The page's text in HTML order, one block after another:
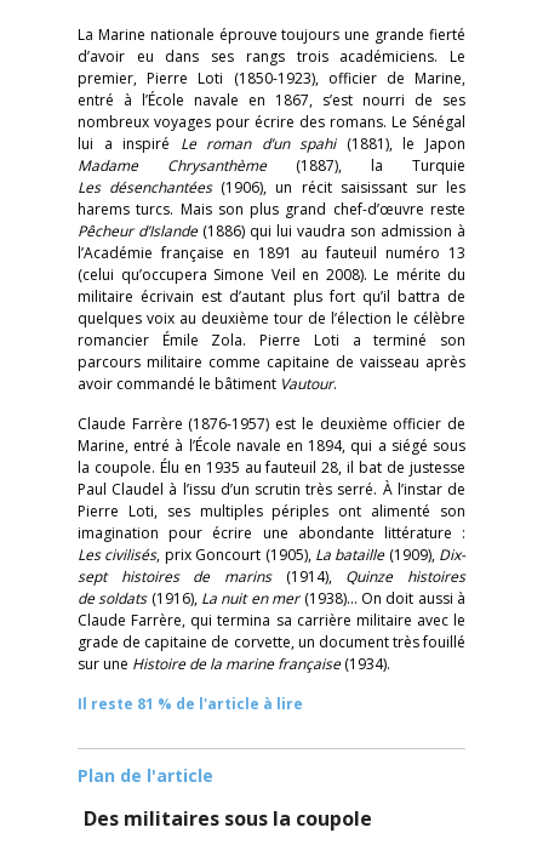
La Marine nationale éprouve toujours une grande fierté
d’avoir eu dans ses rangs trois académiciens. Le
premier, Pierre Loti (1850-1923), officier de Marine,
entré à l’École navale en 1867, s’est nourri de ses
nombreux voyages pour écrire des romans. Le Sénégal
lui a inspiré Le roman d’un spahi (1881), le Japon
Madame Chrysanthème(1887), la Turquie
Les désenchantées (1906), un récit saisissant sur les
harems turcs. Mais son plus grand chef-d’œuvre reste
Pêcheur d’Islande (1886) qui lui vaudra son admission à
l’Académie française en 1891 au fauteuil numéro 13
(celui qu’occupera Simone Veil en 2008). Le mérite du
militaire écrivain est d’autant plus fort qu’il battra de
quelques voix au deuxième tour de l’élection le célèbre
romancier Émile Zola. Pierre Loti a terminé son
parcours militaire comme capitaine de vaisseau après
avoir commandé le bâtiment Vautour.
Claude Farrère (1876-1957) est le deuxième officier de
Marine, entré à l’École navale en 1894, qui a siégé sous
la coupole. Élu en 1935 au fauteuil 28, il bat de justesse
Paul Claudel à l’issu d’un scrutin très serré. À l’instar de
Pierre Loti, ses multiples périples ont alimenté son
imagination pour écrire une abondante littérature :
Les civilisés, prix Goncourt (1905), La bataille(1909), Dix-
sept histoires de marins(1914), Quinze histoires
de soldats(1916), La nuit en mer(1938)… On doit aussi à
Claude Farrère, qui termina sa carrière militaire avec le
grade de capitaine de corvette, un document très fouillé
sur une Histoire de la marine française(1934).
Il reste 81 % de l'article à lire
Plan de l'article
Des militaires sous la coupole